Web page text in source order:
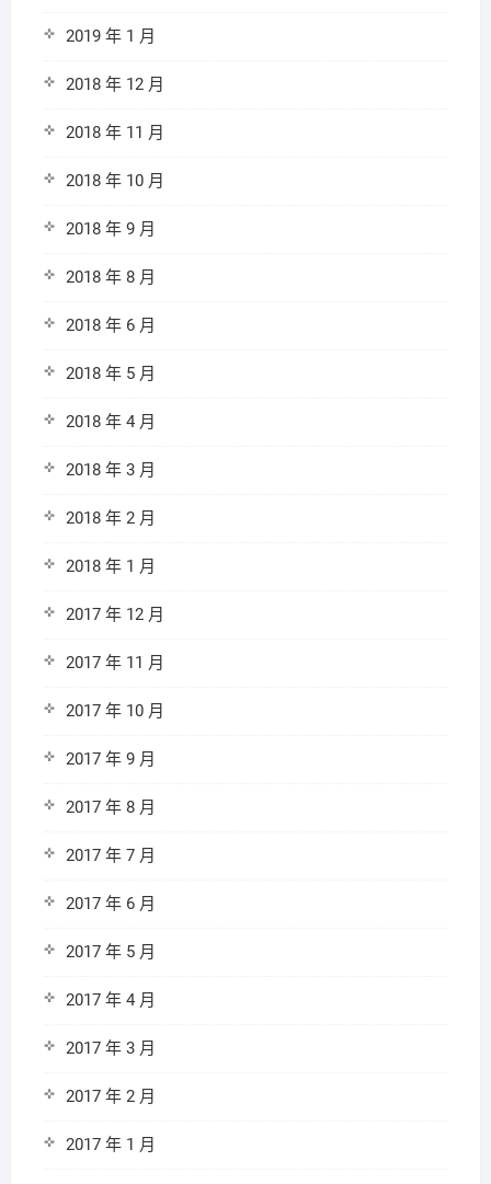
2019 年 1 月
2018 年 12 月
2018 年 11 月
2018 年 10 月
2018 年 9 月
2018 年 8 月
2018 年 6 月
2018 年 5 月
2018 年 4 月
2018 年 3 月
2018 年 2 月
2018 年 1 月
2017 年 12 月
2017 年 11 月
2017 年 10 月
2017 年 9 月
2017 年 8 月
2017 年 7 月
2017 年 6 月
2017 年 5 月
2017 年 4 月
2017 年 3 月
2017 年 2 月
2017 年 1 月